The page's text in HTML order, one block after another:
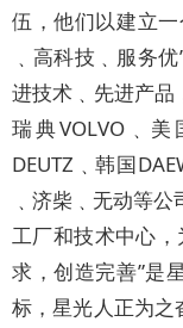
伍，他们以建立
﹑高科技﹑服务
进技术﹑先进产品
瑞典VOLVO﹑美
DEUTZ﹑韩国
﹑济柴﹑无动等
工厂和技术中心
求，创造完善”是
标，星光人正为之